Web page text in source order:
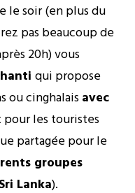
le soir (en plus du
pas beaucoup de
20h) vous
qui propose
ou cinghalaisavec
pour les touristes
partagée pour le
groupes
Lanka).